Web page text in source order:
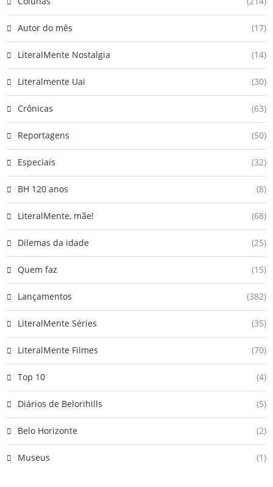
Autor do mês (17)
LiteralMente Nostalgia (14)
Literalmente Uai (30)
Crônicas (63)
Reportagens (50)
Especiais (32)
BH 120 anos (8)
LiteralMente, mãe! (68)
Dilemas da idade (25)
Quem faz (15)
Lançamentos (382)
LiteralMente Séries (35)
LiteralMente Filmes (70)
Top 10 (4)
Diários de Belorihills (5)
Belo Horizonte (2)
Museus (1)